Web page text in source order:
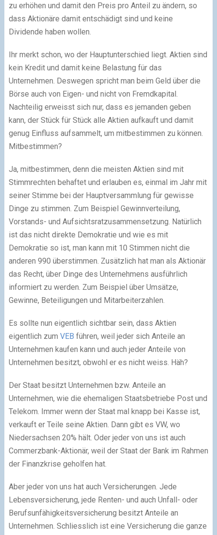
zu erhöhen und damit den Preis pro Anteil zu ändern, so
dass Aktionäre damit entschädigt sind und keine
Dividende haben wollen.
Ihr merkt schon, wo der Hauptunterschied liegt. Aktien sind
kein Kredit und damit keine Belastung für das
Unternehmen. Deswegen spricht man beim Geld über die
Börse auch von Eigen- und nicht von Fremdkapital.
Nachteilig erweisst sich nur, dass es jemanden geben
kann, der Stück für Stück alle Aktien aufkauft und damit
genug Einfluss aufsammelt, um mitbestimmen zu können.
Mitbestimmen?
Ja, mitbestimmen, denn die meisten Aktien sind mit
Stimmrechten behaftet und erlauben es, einmal im Jahr mit
seiner Stimme bei der Hauptversammlung für gewisse
Dinge zu stimmen. Zum Beispiel Gewinnverteilung,
Vorstands- und Aufsichtsratzusammensetzung. Natürlich
ist das nicht direkte Demokratie und wie es mit
Demokratie so ist, man kann mit 10 Stimmen nicht die
anderen 990 überstimmen. Zusätzlich hat man als Aktionär
das Recht, über Dinge des Unternehmens ausführlich
informiert zu werden. Zum Beispiel über Umsätze,
Gewinne, Beteiligungen und Mitarbeiterzahlen.
Es sollte nun eigentlich sichtbar sein, dass Aktien
eigentlich zum VEB führen, weil jeder sich Anteile an
Unternehmen kaufen kann und auch jeder Anteile von
Unternehmen besitzt, obwohl er es nicht weiss. Häh?
Der Staat besitzt Unternehmen bzw. Anteile an
Unternehmen, wie die ehemaligen Staatsbetriebe Post und
Telekom. Immer wenn der Staat mal knapp bei Kasse ist,
verkauft er Teile seine Aktien. Dann gibt es VW, wo
Niedersachsen 20% hält. Oder jeder von uns ist auch
Commerzbank-Aktionär, weil der Staat der Bank im Rahmen
der Finanzkrise geholfen hat.
Aber jeder von uns hat auch Versicherungen. Jede
Lebensversicherung, jede Renten- und auch Unfall- oder
Berufsunfähigkeitsversicherung besitzt Anteile an
Unternehmen. Schliesslich ist eine Versicherung die ganze